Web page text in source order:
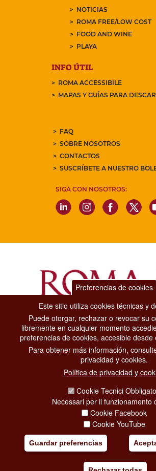
NOTICIAS
ROMA FREE/LOW COST
FOOD AND WINE
PLAYA
INFO ÚTIL
ROMA ACCESSIBILE
MAPAS Y GUÍAS PARA
FAQ
SOBRE NOSOTROS
CONTACTOS
SUSCRÍBETE A NUESTRO
SIGA CON NOSOTROS:
Dipartimento Grandi Eventi, Sport,
Via di San Basilio, 51
00187 Roma
CONTACT CENTER TEL. 06
CONTATTA LA REDAZIONE
SOCIAL MEDIA POLICY
Preferencias de cookies
Este sitio utiliza cookies técnicas y
Puede otorgar, rechazar o revocar su
libremente en cualquier momento
preferencias de cookies, accesible desde
Para obtener más información,
privacidad y cookies.
Política de privacidad y
Cookie Tecnici
Necessari per il funzionamento
Cookie Facebook
Cookie YouTube
Guardar preferencias